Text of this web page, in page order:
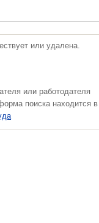
или удалена.
или работодателя
поиска находится